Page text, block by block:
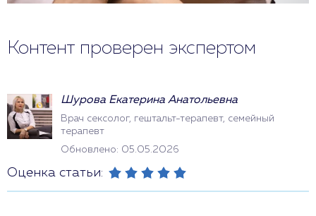
Контент проверен экспертом
Шурова Екатерина Анатольевна
Врач сексолог, гештальт-терапевт, семейный
терапевт
Обновлено: 05.05.2026
Оценка статьи: